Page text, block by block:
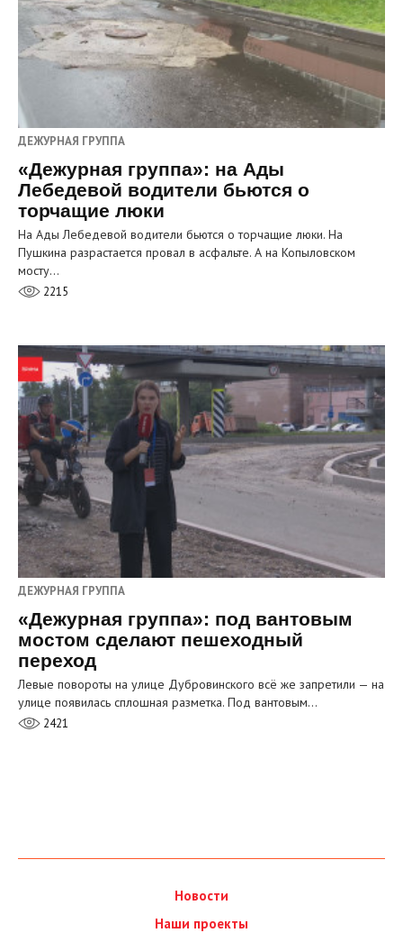
ДЕЖУРНАЯ ГРУППА
«Дежурная группа»: на Ады
Лебедевой водители бьются о
торчащие люки
На Ады Лебедевой водители бьются о торчащие люки. На
Пушкина разрастается провал в асфальте. А на Копыловском
мосту…
2215
ДЕЖУРНАЯ ГРУППА
«Дежурная группа»: под вантовым
мостом сделают пешеходный
переход
Левые повороты на улице Дубровинского всё же запретили — на
улице появилась сплошная разметка. Под вантовым…
2421
Новости
Наши проекты